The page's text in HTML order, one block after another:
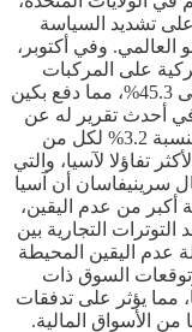
على تشديد السياسة
العالمي. وفي أكتوبر،
على المركبات
الكهربائية المصنعة في الصين إلى ما يصل إلى 45.3%، مما دفع بكين
في أحدث تقرير له عن
آفاق الاقتصاد العالمي نمو الاقتصاد العالمي بنسبة 3.2% لكل من
الأكثر تفاؤلا لآسيا، والتي
المقبل. وقال سرينيفاسان أن آسيا
أكبر من عدم اليقين،
التجارية بين
عدم اليقين المحيطة
السوق ذات
مما يؤثر على تدفقات
الأسواق المالية.